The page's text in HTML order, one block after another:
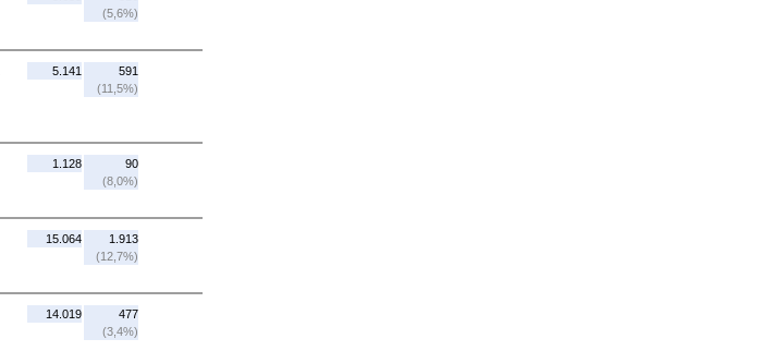
(5,6%)
5.141
591
(11,5%)
1.128
90
(8,0%)
15.064
1.913
(12,7%)
14.019
477
(3,4%)